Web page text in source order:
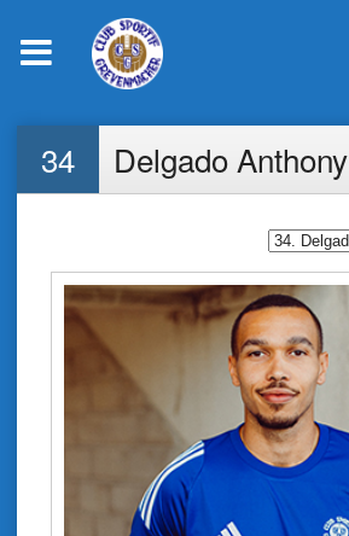
34 Delgado Anthony